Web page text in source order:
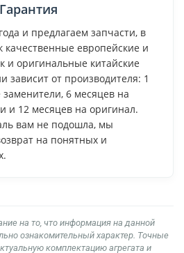
Гарантия
и предлагаем запчасти, в
качественные европейские и
и оригинальные китайские
зависит от производителя: 1
6 месяцев на
и 12 месяцев на оригинал.
вам не подошла, мы
на понятных и
на то, что информация на данной
ознакомительный характер. Точные
комплектацию агрегата и